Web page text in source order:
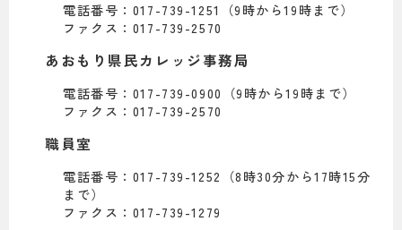
電話番号：017-739-1251（9時から19時まで）
ファクス：017-739-2570
あおもり県民カレッジ事務局
電話番号：017-739-0900（9時から19時まで）
ファクス：017-739-2570
職員室
電話番号：017-739-1252（8時30分から17時15分
まで）
ファクス：017-739-1279